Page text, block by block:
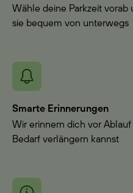
Wähle deine Parkzeit
sie bequem von unterwegs
Smarte Erinnerungen
Wir erinnern dich vor
Bedarf verlängern kannst